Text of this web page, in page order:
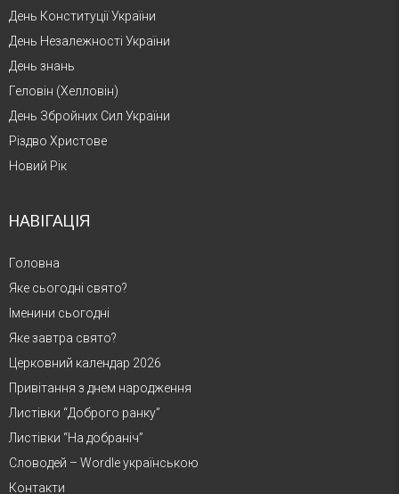
День Конституції України
День Незалежності України
День знань
Геловін (Хелловін)
День Збройних Сил України
Різдво Христове
Новий Рік
НАВІГАЦІЯ
Головна
Яке сьогодні свято?
Іменини сьогодні
Яке завтра свято?
Церковний календар 2026
Привітання з днем народження
Листівки “Доброго ранку”
Листівки “На добраніч”
Словодей – Wordle українською
Контакти